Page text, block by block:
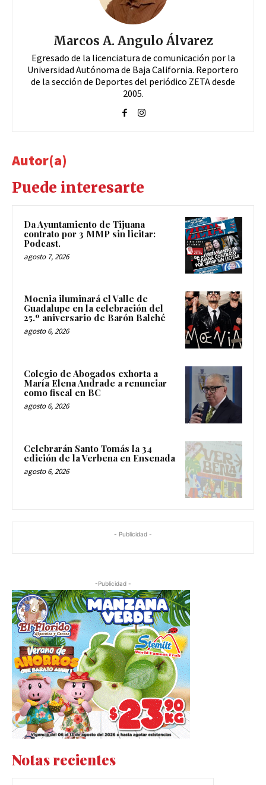
Marcos A. Angulo Álvarez
Egresado de la licenciatura de comunicación por la
Universidad Autónoma de Baja California. Reportero
de la sección de Deportes del periódico ZETA desde
2005.
Autor(a)
Puede interesarte
Da Ayuntamiento de Tijuana
contrato por 3 MMP sin licitar:
Podcast.
agosto 7, 2026
Moenia iluminará el Valle de
Guadalupe en la celebración del
25.º aniversario de Barón Balché
agosto 6, 2026
Colegio de Abogados exhorta a
María Elena Andrade a renunciar
como fiscal en BC
agosto 6, 2026
Celebrarán Santo Tomás la 34
edición de la Verbena en Ensenada
agosto 6, 2026
- Publicidad -
-Publicidad -
Notas recientes